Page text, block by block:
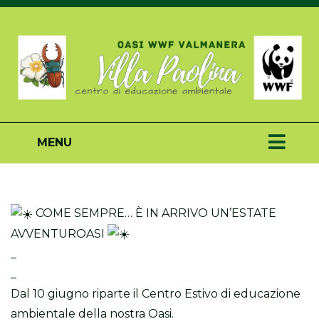
MENU
COME SEMPRE… È IN ARRIVO UN’ESTATE
AVVENTUROASI
Dal 10 giugno riparte il Centro Estivo di educazione
ambientale della nostra Oasi.